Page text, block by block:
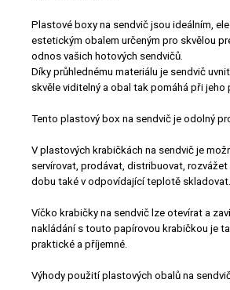
Plastové boxy na sendvič jsou ideálním,
estetickým obalem určeným pro skvělou
odnos vašich hotových sendvičů.
Díky průhlednému materiálu je sendvič
skvěle viditelný a obal tak pomáhá při jeho
Tento plastový box na sendvič je odolný
V plastových krabičkách na sendvič je
servírovat, prodávat, distribuovat,
dobu také v odpovídající teplotě skladovat.
Víčko krabičky na sendvič lze otevírat a
nakládání s touto papírovou krabičkou je
praktické a příjemné.
Výhody použití plastových obalů na